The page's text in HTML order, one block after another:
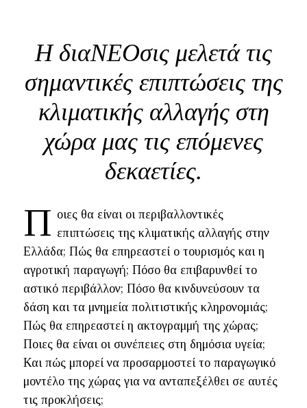
Η διαΝΕΟσις μελετά τις
σημαντικές επιπτώσεις της
κλιματικής αλλαγής στη
χώρα μας τις επόμενες
δεκαετίες.
Π οιες θα είναι οι περιβαλλοντικές
επιπτώσεις της κλιματικής αλλαγής στην
Ελλάδα; Πώς θα επηρεαστεί ο τουρισμός και η
αγροτική παραγωγή; Πόσο θα επιβαρυνθεί το
αστικό περιβάλλον; Πόσο θα κινδυνεύσουν τα
δάση και τα μνημεία πολιτιστικής κληρονομιάς;
Πώς θα επηρεαστεί η ακτογραμμή της χώρας;
Ποιες θα είναι οι συνέπειες στη δημόσια υγεία;
Και πώς μπορεί να προσαρμοστεί το παραγωγικό
μοντέλο της χώρας για να ανταπεξέλθει σε αυτές
τις προκλήσεις;